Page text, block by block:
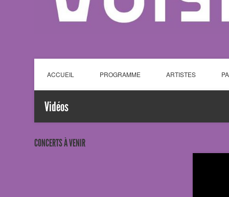
ACCUEIL PROGRAMME ARTISTES
Vidéos
CONCERTS À VENIR